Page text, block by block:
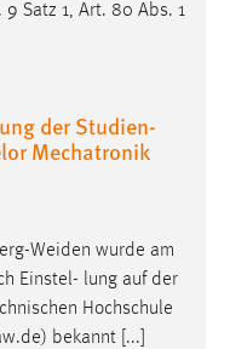
Satz 1, Art. 80 Abs. 1
der Studien-
Mechatronik
Weiden wurde am
Einstel- lung auf der
Hochschule
bekannt [...]